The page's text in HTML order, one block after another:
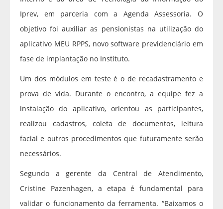
Iprev, em parceria com a Agenda Assessoria. O
objetivo foi auxiliar as pensionistas na utilização do
aplicativo MEU RPPS, novo software previdenciário em
fase de implantação no Instituto.
Um dos módulos em teste é o de recadastramento e
prova de vida. Durante o encontro, a equipe fez a
instalação do aplicativo, orientou as participantes,
realizou cadastros, coleta de documentos, leitura
facial e outros procedimentos que futuramente serão
necessários.
Segundo a gerente da Central de Atendimento,
Cristine Pazenhagen, a etapa é fundamental para
validar o funcionamento da ferramenta. “Baixamos o